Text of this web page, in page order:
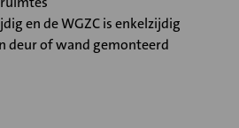
en de WGZC is enkelzijdig
deur of wand gemonteerd